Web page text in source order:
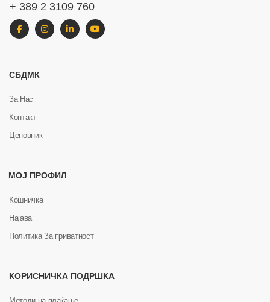
+ 389 2 3109 760
СБДМК
За Нас
Контакт
Ценовник
МОЈ ПРОФИЛ
Кошничка
Најава
Политика За приватност
КОРИСНИЧКА ПОДРШКА